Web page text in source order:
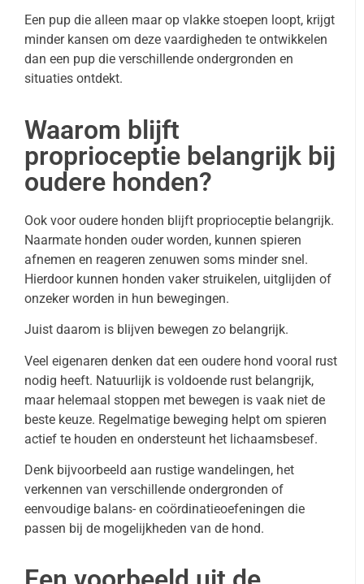
Een pup die alleen maar op vlakke stoepen loopt, krijgt
minder kansen om deze vaardigheden te ontwikkelen
dan een pup die verschillende ondergronden en
situaties ontdekt.
Waarom blijft
proprioceptie belangrijk bij
oudere honden?
Ook voor oudere honden blijft proprioceptie belangrijk.
Naarmate honden ouder worden, kunnen spieren
afnemen en reageren zenuwen soms minder snel.
Hierdoor kunnen honden vaker struikelen, uitglijden of
onzeker worden in hun bewegingen.
Juist daarom is blijven bewegen zo belangrijk.
Veel eigenaren denken dat een oudere hond vooral rust
nodig heeft. Natuurlijk is voldoende rust belangrijk,
maar helemaal stoppen met bewegen is vaak niet de
beste keuze. Regelmatige beweging helpt om spieren
actief te houden en ondersteunt het lichaamsbesef.
Denk bijvoorbeeld aan rustige wandelingen, het
verkennen van verschillende ondergronden of
eenvoudige balans- en coördinatieoefeningen die
passen bij de mogelijkheden van de hond.